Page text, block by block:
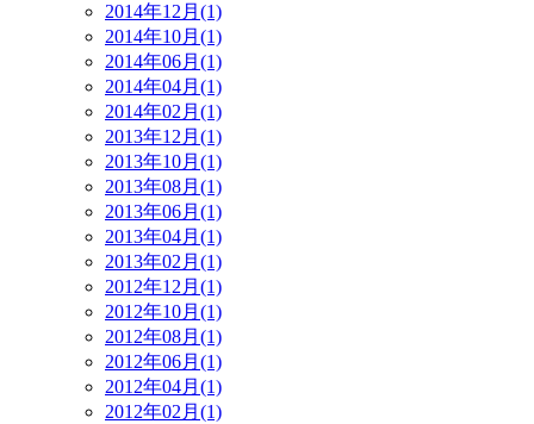
2014年12月(1)
2014年10月(1)
2014年06月(1)
2014年04月(1)
2014年02月(1)
2013年12月(1)
2013年10月(1)
2013年08月(1)
2013年06月(1)
2013年04月(1)
2013年02月(1)
2012年12月(1)
2012年10月(1)
2012年08月(1)
2012年06月(1)
2012年04月(1)
2012年02月(1)